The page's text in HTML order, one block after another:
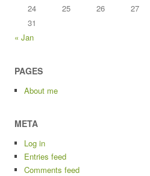
24
25 26 27
31
« Jan
PAGES
About me
META
Log in
Entries feed
Comments feed